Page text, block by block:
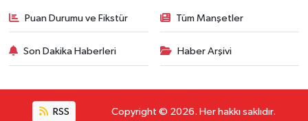
Puan Durumu ve Fikstür Tüm Manşetler
Son Dakika Haberleri Haber Arşivi
RSS Copyright © 2026. Her hakkı saklıdır.